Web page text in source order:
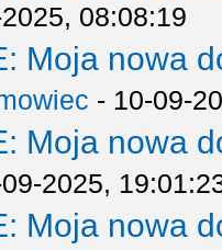
08:08:19
Moja nowa
- 10-09-
Moja nowa
2025,
Moja nowa